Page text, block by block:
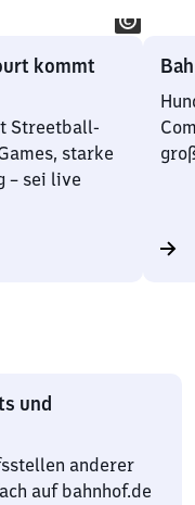
kommt
Streetball-
starke
– sei live
und
anderer
auf bahnhof.de